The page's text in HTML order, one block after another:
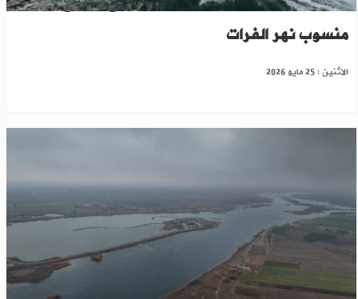
منسوب نهر الفرات
الاثنين : 25 مايو 2026